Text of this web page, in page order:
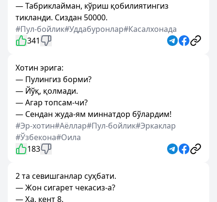
— Табриклайман, кўриш қобилиятингиз
тикланди. Сиздан 50000.
#Пул-бойлик#Уддабуронлар#Касалхонада
341
Хотин эрига:
— Пулингиз борми?
— Йўқ, қолмади.
— Агар топсам-чи?
— Сендан жуда-ям миннатдор бўлардим!
#Эр-хотин#Аёллар#Пул-бойлик#Эркаклар
#Ўзбекона#Оила
183
2 та севишганлар суҳбати.
— Жон сигарет чекасиз-а?
— Ҳа, кент 8.